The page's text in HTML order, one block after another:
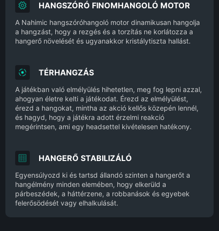
HANGSZÓRÓ FINOMHANGOLÓ MOTOR
A Nahimic hangszóróhangoló motor dinamikusan hangolja
a hangzást, hogy a rezgés és a torzítás ne korlátozza a
hangerő növelését és ugyanakkor kristálytiszta hallást.
TÉRHANGZÁS
A játékban való elmélyülés hihetetlen, meg fog lepni azzal,
ahogyan életre kelti a játékodat. Érezd az elmélyülést,
érezd a hangokat, mintha az akció kellős közepén lennél,
és hagyd, hogy a játékra adott érzelmi reakció
megérintsen, ami egy headsettel kivételesen hatékony.
HANGERŐ STABILIZÁLÓ
Egyensúlyozd ki és tartsd állandó szinten a hangerőt a
hangélmény minden elemében, hogy elkerüld a
párbeszédek, a háttérzene, a robbanások és egyebek
felerősödését vagy elhalkulását.